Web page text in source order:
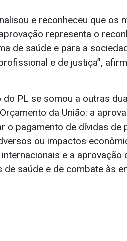
e reconheceu que
representa o
de saúde e para a
e de justiça”,
do PL se somou a outras
da União: a
o pagamento de dívidas
ou impactos
e a
de saúde e de combate às